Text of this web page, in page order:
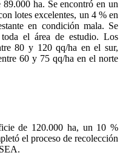
ha. Se encontró en un
lotes excelentes, un 4 % en
en condición mala. Se
el área de estudio. Los
80 y 120 qq/ha en el sur,
60 y 75 qq/ha en el norte
de 120.000 ha, un 10 %
el proceso de recolección